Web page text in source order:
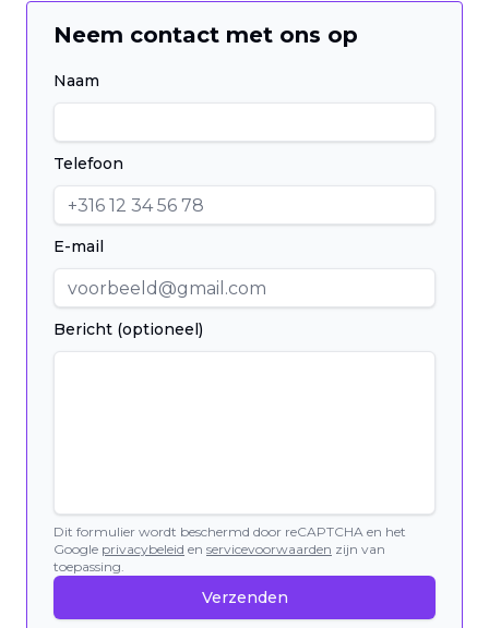
Neem contact met ons op
Naam
Telefoon
E-mail
Bericht (optioneel)
Dit formulier wordt beschermd door reCAPTCHA en het
Google privacybeleid en servicevoorwaarden zijn van
toepassing.
Verzenden